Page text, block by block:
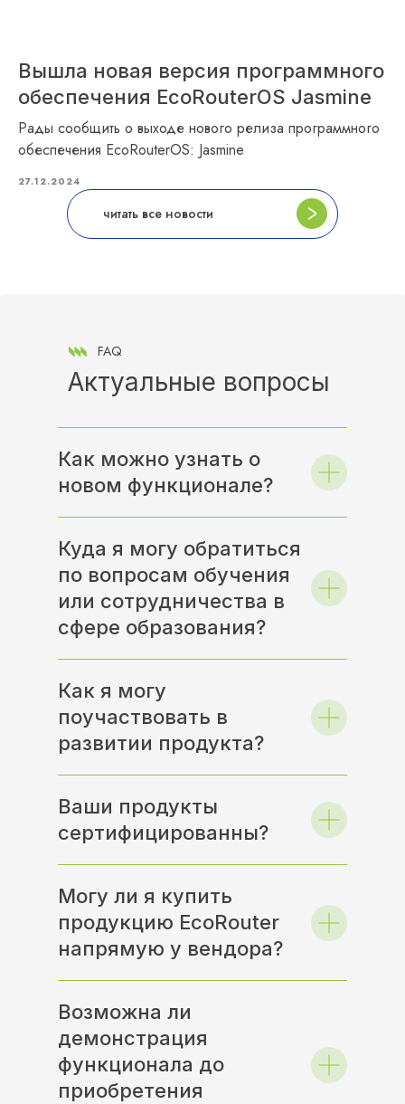
Вышла новая версия программного
обеспечения EcoRouterOS Jasmine
Рады сообщить о выходе нового релиза программного
обеспечения EcoRouterOS: Jasmine
27.12.2024
читать все новости
FAQ
Актуальные вопросы
Как можно узнать о
новом функционале?
Куда я могу обратиться
по вопросам обучения
или сотрудничества в
сфере образования?
Как я могу
поучаствовать в
развитии продукта?
Ваши продукты
сертифицированны?
Могу ли я купить
продукцию EcoRouter
напрямую у вендора?
Возможна ли
демонстрация
функционала до
приобретения